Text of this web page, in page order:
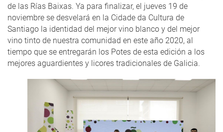
de las Rías Baixas. Ya para finalizar, el jueves 19 de
noviembre se desvelará en la Cidade da Cultura de
Santiago la identidad del mejor vino blanco y del mejor
vino tinto de nuestra comunidad en este año 2020, al
tiempo que se entregarán los Potes de esta edición a los
mejores aguardientes y licores tradicionales de Galicia.